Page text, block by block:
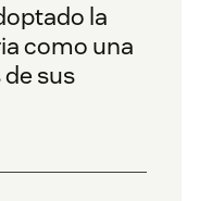
la
como una
sus